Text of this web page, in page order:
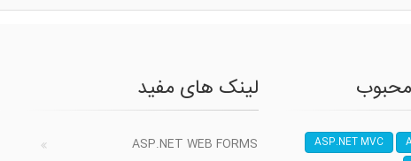
لینک های مفید
ASP.NET WEB FORMS
ASP.NET MVC